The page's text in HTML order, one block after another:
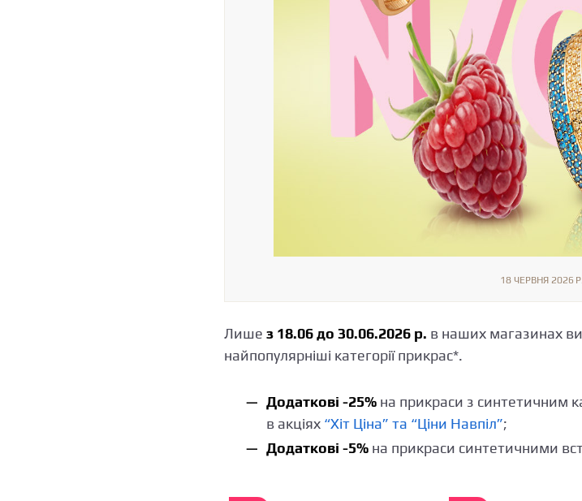
18 ЧЕРВНЯ 2026 Р.
Лише з 18.06 до 30.06.2026 р. в наших магазинах
найпопулярніші категорії прикрас*.
Додаткові -25%на прикраси з синтетичним
в акціях “Хіт Ціна” та “Ціни Навпіл”;
Додаткові -5%на прикраси синтетичними